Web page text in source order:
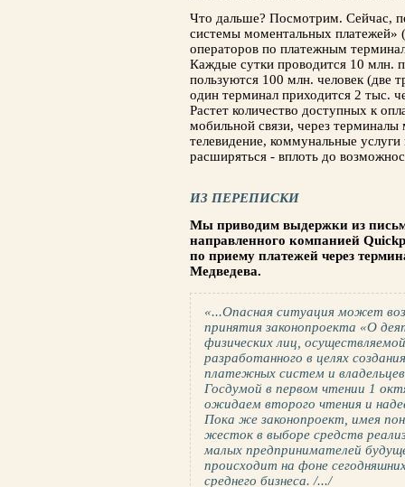
Что дальше? Посмотрим. Сейчас,
системы моментальных
операторов по платежным
Каждые сутки проводится 10 млн.
пользуются 100 млн. человек (две
один терминал приходится 2 тыс.
Растет количество доступных к
мобильной связи, через
телевидение, коммунальные
расширяться - вплоть до
ИЗ ПЕРЕПИСКИ
Мы приводим выдержки из
направленного компанией
по приему платежей через
Медведева.
«...Опасная ситуация может
принятия законопроекта «О
физических лиц,
разработанного в целях
платежных систем и
Госдумой в первом чтении 1
ожидаем второго чтения и
Пока же законопроект, имея
жесток в выборе средств
малых предпринимателей
происходит на фоне
среднего бизнеса. /.../